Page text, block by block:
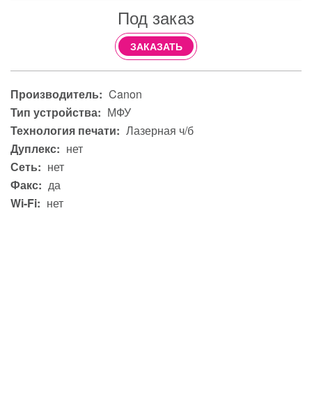
Под заказ
ЗАКАЗАТЬ
Производитель: Canon
Тип устройства: МФУ
Технология печати: Лазерная ч/б
Дуплекс: нет
Сеть: нет
Факс: да
Wi-Fi: нет